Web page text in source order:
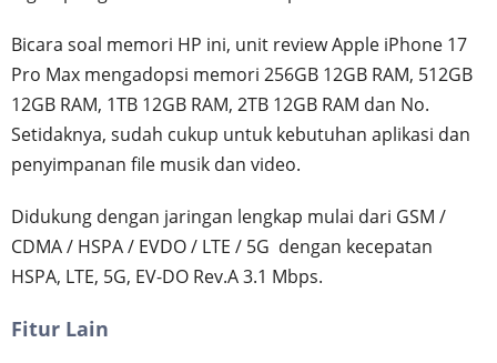
Bicara soal memori HP ini, unit review Apple iPhone 17
Pro Max mengadopsi memori 256GB 12GB RAM, 512GB
12GB RAM, 1TB 12GB RAM, 2TB 12GB RAM dan No.
Setidaknya, sudah cukup untuk kebutuhan aplikasi dan
penyimpanan file musik dan video.
Didukung dengan jaringan lengkap mulai dari GSM /
CDMA / HSPA / EVDO / LTE / 5G dengan kecepatan
HSPA, LTE, 5G, EV-DO Rev.A 3.1 Mbps.
Fitur Lain